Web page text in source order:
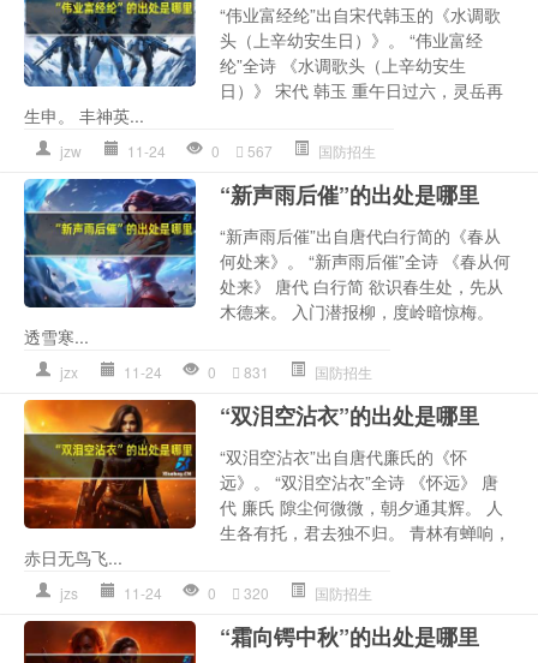
“伟业富经纶”出自宋代韩玉的《水调歌
头（上辛幼安生日）》。 “伟业富经
纶”全诗 《水调歌头（上辛幼安生
日）》 宋代 韩玉 重午日过六，灵岳再
生申。 丰神英...
jzw 11-24 0 567 国防招生
“新声雨后催”的出处是哪里
“新声雨后催”出自唐代白行简的《春从
何处来》。 “新声雨后催”全诗 《春从何
处来》 唐代 白行简 欲识春生处，先从
木德来。 入门潜报柳，度岭暗惊梅。
透雪寒...
jzx 11-24 0 831 国防招生
“双泪空沾衣”的出处是哪里
“双泪空沾衣”出自唐代廉氏的《怀
远》。 “双泪空沾衣”全诗 《怀远》 唐
代 廉氏 隙尘何微微，朝夕通其辉。 人
生各有托，君去独不归。 青林有蝉响，
赤日无鸟飞...
jzs 11-24 0 320 国防招生
“霜向锷中秋”的出处是哪里